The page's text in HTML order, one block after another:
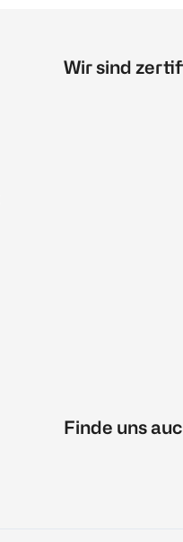
Wir sind
Finde uns